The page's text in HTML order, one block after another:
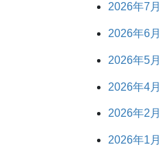
2026年7月
2026年6月
2026年5月
2026年4月
2026年2月
2026年1月